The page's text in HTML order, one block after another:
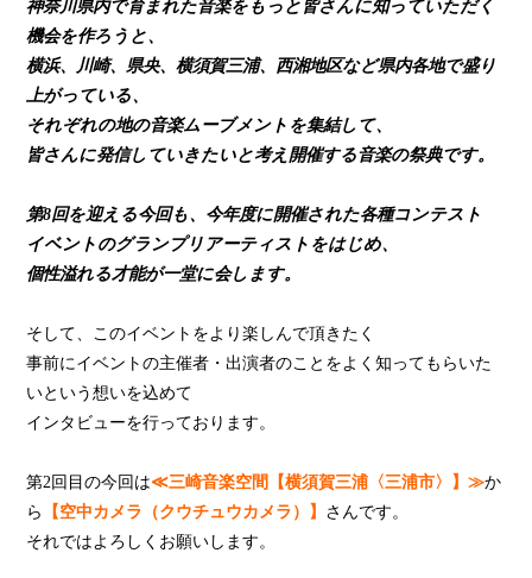
神奈川県内で育まれた音楽をもっと皆さんに知っていただく
機会を作ろうと、
横浜、川崎、県央、横須賀三浦、西湘地区など県内各地で盛り
上がっている、
それぞれの地の音楽ムーブメントを集結して、
皆さんに発信していきたいと考え開催する音楽の祭典です。
第8回を迎える今回も、今年度に開催された各種コンテスト
イベントのグランプリアーティストをはじめ、
個性溢れる才能が一堂に会します。
そして、このイベントをより楽しんで頂きたく
事前にイベントの主催者・出演者のことをよく知ってもらいた
いという想いを込めて
インタビューを行っております。
第2回目の今回は≪三崎音楽空間【横須賀三浦〈三浦市〉】≫か
ら
【空中カメラ（クウチュウカメラ）】 さんです。
それではよろしくお願いします。